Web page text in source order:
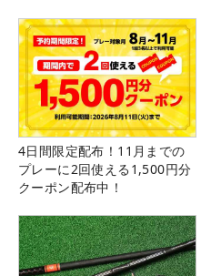
4日間限定配布！11月までの
プレーに2回使える1,500円分
クーポン配布中！